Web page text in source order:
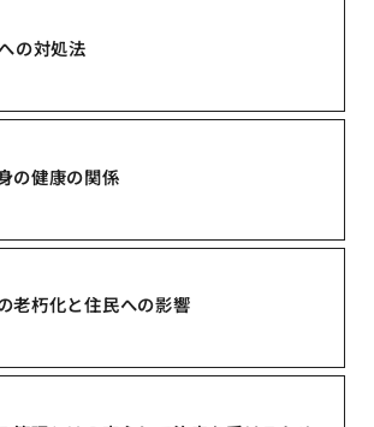
の対処法
の健康の関係
老朽化と住民への影響